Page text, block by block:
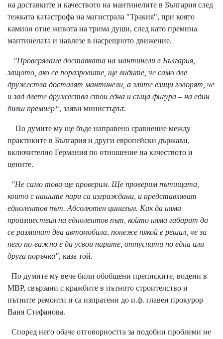
на доставките и качеството на мантинелите в България след
тежката катастрофа на магистрала "Тракия", при която
камион отне живота на трима души, след като премина
мантинелата и навлезе в насрещното движение.
"Проверяваме доставката на мантинели в България,
защото, ако се поразровите, ще видите, че само две
дружества доставят мантинели, а злите езици говорят, че
и зад двете дружества стои една и съща фигура – на един
бивш премиер“, заяви министърът.
По думите му ще бъде направено сравнение между
практиките в България и други европейски държави,
включително Германия по отношение на качеството и
цените.
"Не само това ще проверим. Ще проверим пътищата,
които с нашите пари са изграждани, и представляват
еднолентов път. Абсолютен цинизъм. Как да няма
произшествия на еднолентов път, който няма габарит да
се разминат два автомобила, понеже някой е решил, че за
него по-важно е да усвои парите, отпуснати по една или
друга поръчка", каза той.
По думите му вече били обобщени преписките, водени в
МВР, свързани с кражбите в пътното строителство и
пътните ремонти и са изпратени до и.ф. главен прокурор
Ваня Стефанова.
Според него обаче отговорността за подобни проблеми не